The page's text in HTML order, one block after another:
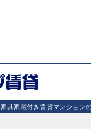
家具家電付き賃貸マンション